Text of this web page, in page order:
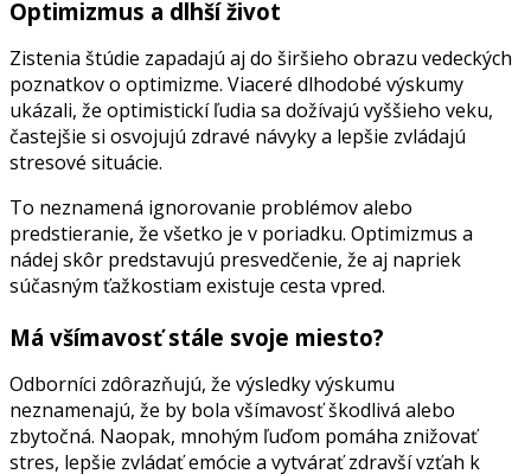
Optimizmus a dlhší život
Zistenia štúdie zapadajú aj do širšieho obrazu vedeckých
poznatkov o optimizme. Viaceré dlhodobé výskumy
ukázali, že optimistickí ľudia sa dožívajú vyššieho veku,
častejšie si osvojujú zdravé návyky a lepšie zvládajú
stresové situácie.
To neznamená ignorovanie problémov alebo
predstieranie, že všetko je v poriadku. Optimizmus a
nádej skôr predstavujú presvedčenie, že aj napriek
súčasným ťažkostiam existuje cesta vpred.
Má všímavosť stále svoje miesto?
Odborníci zdôrazňujú, že výsledky výskumu
neznamenajú, že by bola všímavosť škodlivá alebo
zbytočná. Naopak, mnohým ľuďom pomáha znižovať
stres, lepšie zvládať emócie a vytvárať zdravší vzťah k